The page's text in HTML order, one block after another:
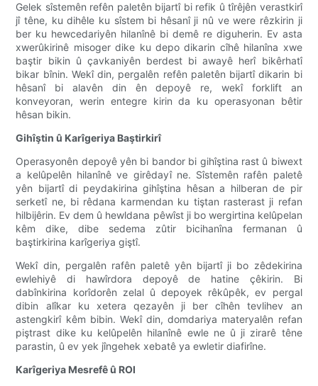
Gelek sîstemên refên paletên bijartî bi refik û tîrêjên verastkirî
jî têne, ku dihêle ku sîstem bi hêsanî ji nû ve were rêzkirin ji
ber ku hewcedariyên hilanînê bi demê re diguherin. Ev asta
xwerûkirinê misoger dike ku depo dikarin cîhê hilanîna xwe
baştir bikin û çavkaniyên berdest bi awayê herî bikêrhatî
bikar bînin. Wekî din, pergalên refên paletên bijartî dikarin bi
hêsanî bi alavên din ên depoyê re, wekî forklift an
konveyoran, werin entegre kirin da ku operasyonan bêtir
hêsan bikin.
Gihîştin û Karîgeriya Baştirkirî
Operasyonên depoyê yên bi bandor bi gihîştina rast û biwext
a kelûpelên hilanînê ve girêdayî ne. Sîstemên rafên paletê
yên bijartî di peydakirina gihîştina hêsan a hilberan de pir
serketî ne, bi rêdana karmendan ku tiştan rasterast ji refan
hilbijêrin. Ev dem û hewldana pêwîst ji bo wergirtina kelûpelan
kêm dike, dibe sedema zûtir bicihanîna fermanan û
baştirkirina karîgeriya giştî.
Wekî din, pergalên rafên paletê yên bijartî ji bo zêdekirina
ewlehiyê di hawîrdora depoyê de hatine çêkirin. Bi
dabînkirina korîdorên zelal û depoyek rêkûpêk, ev pergal
dibin alîkar ku xetera qezayên ji ber cîhên tevlihev an
astengkirî kêm bibin. Wekî din, domdariya materyalên refan
piştrast dike ku kelûpelên hilanînê ewle ne û ji zirarê têne
parastin, û ev yek jîngehek xebatê ya ewletir diafirîne.
Karîgeriya Mesrefê û ROI